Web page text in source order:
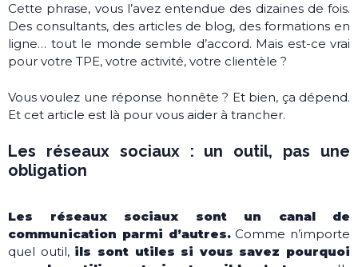
Cette phrase, vous l’avez entendue des dizaines de fois.
Des consultants, des articles de blog, des formations en
ligne… tout le monde semble d’accord. Mais est-ce vrai
pour votre TPE, votre activité, votre clientèle ?
Vous voulez une réponse honnête ? Et bien, ça dépend.
Et cet article est là pour vous aider à trancher.
Les réseaux sociaux : un outil, pas une
obligation
Les réseaux sociaux sont un canal de
communication parmi d’autres.Comme n’importe
quel outil, ils sont utiles si vous savez pourquoi